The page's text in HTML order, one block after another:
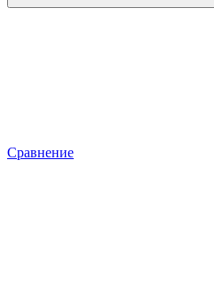
Сравнение